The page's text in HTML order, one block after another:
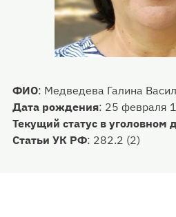
ФИО: Медведева Галина
Дата рождения: 25 февраля
Текущий статус в уголовном
Статьи УК РФ: 282.2 (2)